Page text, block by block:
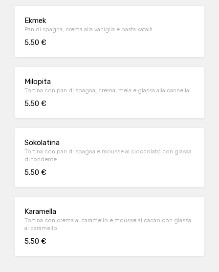
Ekmek
Pan di spagna, crema alla vaniglia e pasta kataifi
5.50 €
Milopita
Tortina con pan di spagna, crema, mela e glassa alla cannella
5.50 €
Sokolatina
Tortina con pan di spagna e mousse al cioccolato con glassa
di fondente
5.50 €
Karamella
Tortina con crema al caramello e mousse al cacao con glassa
al caramello
5.50 €